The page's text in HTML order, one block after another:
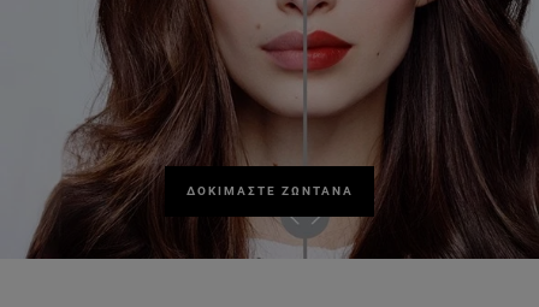
ΔΟΚΙΜΑΣΤΕ ΖΩΝΤΑΝΑ